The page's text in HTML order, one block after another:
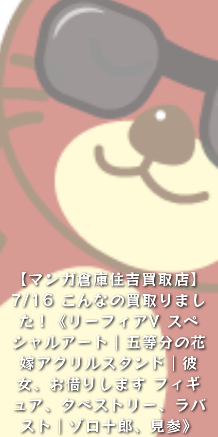
【マンガ倉庫住吉買取店】
7/16 こんなの買取りまし
た！《リーフィアV スペ
シャルアート｜五等分の花
嫁アクリルスタンド｜彼
女、お借りします フィギ
ュア、タペストリー、ラバ
スト｜ゾロ十郎、見参》